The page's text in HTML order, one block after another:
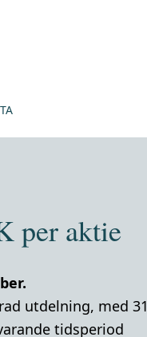
per aktie
utdelning, med 31
tidsperiod